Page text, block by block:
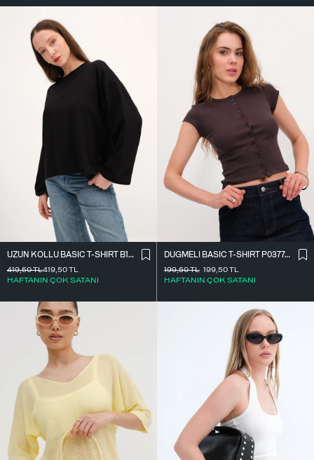
UZUN KOLLU BASIC T-SHIRT B10571
419,50TL
HAFTANIN ÇOK SATANI
419,50TL
DÜĞMELI BASIC T-SHIRT P0377-K12
199,50TL
HAFTANIN ÇOK SATANI
199,50TL